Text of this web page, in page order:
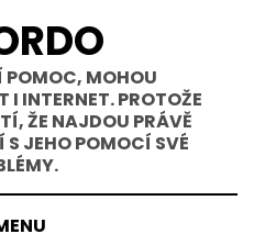
POMOC, MOHOU
I INTERNET. PROTOŽE
ŽE NAJDOU PRÁVĚ
S JEHO POMOCÍ SVÉ